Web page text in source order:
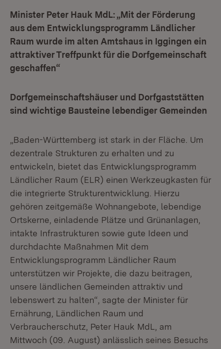
Minister Peter Hauk MdL: „Mit der Förderung
aus dem Entwicklungsprogramm Ländlicher
Raum wurde im alten Amtshaus in Iggingen ein
attraktiver Treffpunkt für die Dorfgemeinschaft
geschaffen“
Dorfgemeinschaftshäuser und Dorfgaststätten
sind wichtige Bausteine lebendiger Gemeinden
„Baden-Württemberg ist stark in der Fläche. Um
dezentrale Strukturen zu erhalten und zu
entwickeln, bietet das Entwicklungsprogramm
Ländlicher Raum (ELR) einen Werkzeugkasten für
die integrierte Strukturentwicklung. Hierzu
gehören zeitgemäße Wohnangebote, lebendige
Ortskerne, einladende Plätze und Grünanlagen,
intakte Infrastrukturen sowie gute Ideen und
durchdachte Maßnahmen Mit dem
Entwicklungsprogramm Ländlicher Raum
unterstützen wir Projekte, die dazu beitragen,
unsere ländlichen Gemeinden attraktiv und
lebenswert zu halten“, sagte der Minister für
Ernährung, Ländlichen Raum und
Verbraucherschutz, Peter Hauk MdL, am
Mittwoch (09. August) anlässlich seines Besuchs